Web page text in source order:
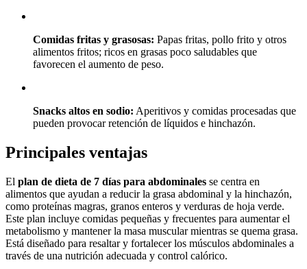
Comidas fritas y grasosas: Papas fritas, pollo frito y otros
alimentos fritos; ricos en grasas poco saludables que
favorecen el aumento de peso.
Snacks altos en sodio: Aperitivos y comidas procesadas que
pueden provocar retención de líquidos e hinchazón.
Principales ventajas
El plan de dieta de 7 días para abdominales se centra en
alimentos que ayudan a reducir la grasa abdominal y la hinchazón,
como proteínas magras, granos enteros y verduras de hoja verde.
Este plan incluye comidas pequeñas y frecuentes para aumentar el
metabolismo y mantener la masa muscular mientras se quema grasa.
Está diseñado para resaltar y fortalecer los músculos abdominales a
través de una nutrición adecuada y control calórico.